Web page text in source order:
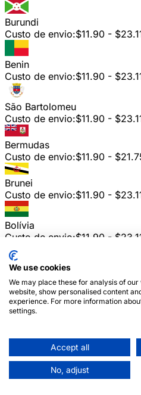
Burundi
Custo de envio:$11.90 -
Benin
Custo de envio:$11.90 -
São Bartolomeu
Custo de envio:$11.90 -
Bermudas
Custo de envio:$11.90 -
Brunei
Custo de envio:$11.90 -
Bolívia
Custo de envio:$11.90 -
Países Baixos Caribenhos
Custo de envio:$11.90 -
Brasil
Custo de envio:$11.90 -
We use cookies
We may place these for analysis of
website, show personalised content
experience. For more information
settings.
Accept all
No, adjust